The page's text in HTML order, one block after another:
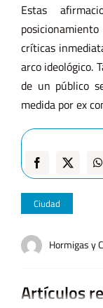
Estas
críticas
arco ideológico.
de un público
medida por ex
Ciudad
Hormigas y
Artículos